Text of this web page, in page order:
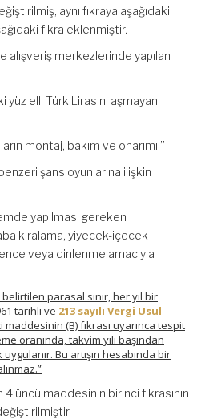
aynı fıkraya aşağıdaki
fıkra eklenmiştir.
alışveriş merkezlerinde yapılan
elli Türk Lirasını aşmayan
montaj, bakım ve onarımı,”
şans oyunlarına ilişkin
yapılması gereken
kiralama, yiyecek-içecek
veya dinlenme amacıyla
parasal sınır, her yıl bir
tarihli ve 213 sayılı Vergi Usul
(B) fıkrası uyarınca tespit
oranında, takvim yılı başından
Bu artışın hesabında bir
4 üncü maddesinin birinci fıkrasının